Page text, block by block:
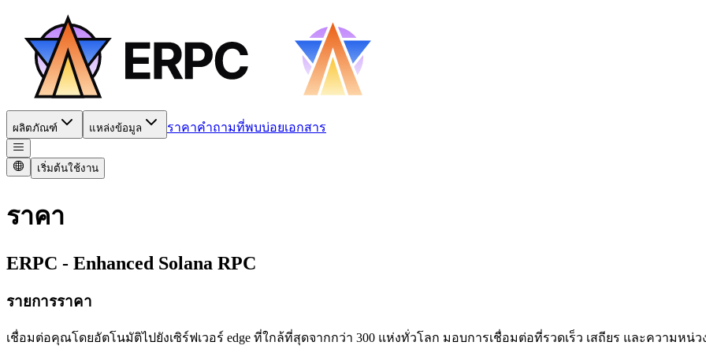
ผลิตภัณฑ์ แหล่งข้อมูล ราคาคำถามที่พบบ่อยเอกสาร
เริ่มต้นใช้งาน
ราคา
ERPC - Enhanced Solana RPC
รายการราคา
เชื่อมต่อคุณโดยอัตโนมัติไปยังเซิร์ฟเวอร์ edge ที่ใกล้ที่สุดจากกว่า 300 แห่งทั่วโลก มอบการเชื่อมต่อที่รวดเร็ว เสถียร และความหน่ว